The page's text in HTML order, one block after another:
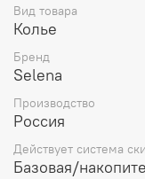
Вид товара
Колье
Бренд
Selena
Производство
Россия
Действует система
Базовая/